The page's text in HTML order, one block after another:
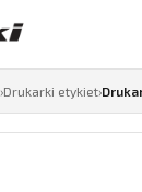
›Drukarki etykiet›